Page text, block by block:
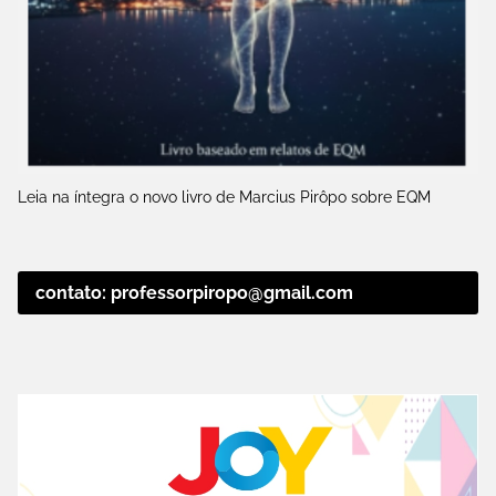
Leia na íntegra o novo livro de Marcius Pirôpo sobre EQM
contato: professorpiropo@gmail.com